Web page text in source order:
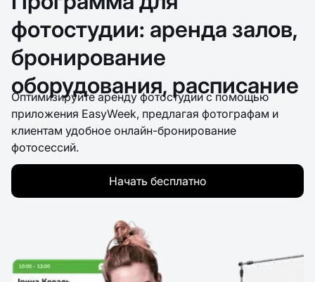
фотостудии: аренда залов,
бронирование
оборудования, расписание
Оптимизируйте аренду фотостудии с помощью
приложения EasyWeek, предлагая фотографам и
клиентам удобное онлайн-бронирование
фотосессий.
Начать бесплатно